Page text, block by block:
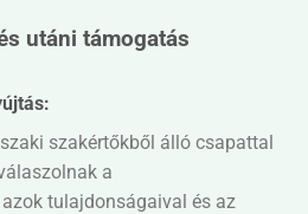
utáni támogatás
szakértőkből álló csapattal
a
tulajdonságaival és az